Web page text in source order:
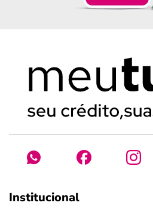
Institucional